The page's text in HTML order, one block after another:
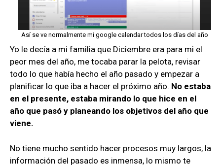
Así se ve normalmente mi google calendar todos los días del año
Yo le decía a mi familia que Diciembre era para mi el
peor mes del año, me tocaba parar la pelota, revisar
todo lo que había hecho el año pasado y empezar a
planificar lo que iba a hacer el próximo año. No estaba
en el presente, estaba mirando lo que hice en el
año que pasó y planeando los objetivos del año que
viene.
No tiene mucho sentido hacer procesos muy largos, la
información del pasado es inmensa, lo mismo te